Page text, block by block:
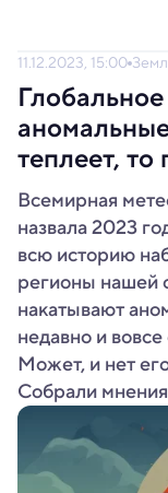
11.12.2023, 15:00
теплеет,
Всемирная
назвала 2023
всю историю
регионы нашей
накатывают
недавно и
Может, и нет
Собрали